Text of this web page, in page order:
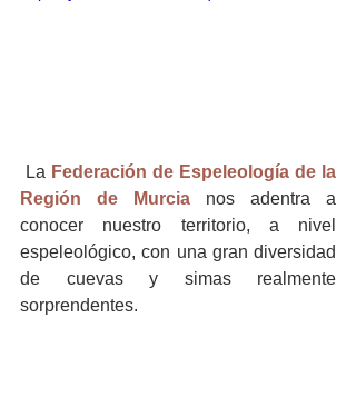
La Federación de Espeleología de la
Región de Murcia nos adentra a
conocer nuestro territorio, a nivel
espeleológico, con una gran diversidad
de cuevas y simas realmente
sorprendentes.